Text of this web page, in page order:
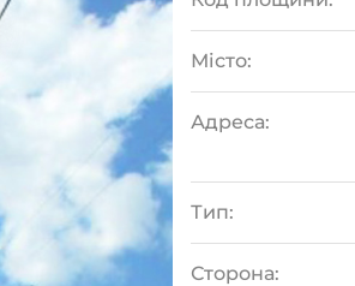
Місто:
Адреса:
Тип:
Сторона: